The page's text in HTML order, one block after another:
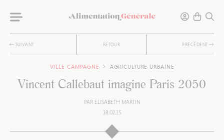
SUIVANT RETOUR PRÉCÉDENT
VILLE CAMPAGNE AGRICULTURE URBAINE
Vincent Callebaut imagine Paris 2050
PAR ELISABETH MARTIN
18.02.15